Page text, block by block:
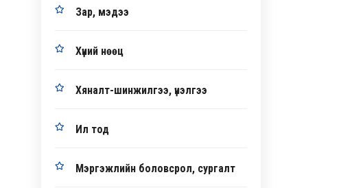
Зар, мэдээ
Хүний нөөц
Хяналт-шинжилгээ, үнэлгээ
Ил тод
Мэргэжлийн боловсрол, сургалт